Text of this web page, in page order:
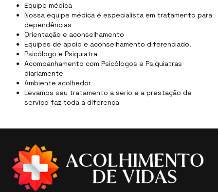
Equipe médica
Nossa equipe médica é especialista em tratamento para
dependências
Orientação e aconselhamento
Equipes de apoio e aconselhamento diferenciado.
Psicólogo e Psiquiatra
Acompanhamento com Psicólogos e Psiquiatras
diariamente
Ambiente acolhedor
Levamos seu tratamento a serio e a prestação de
serviço faz toda a diferença